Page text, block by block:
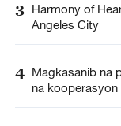
3 Harmony of
Angeles City
4 Magkasanib na
na kooperasyon